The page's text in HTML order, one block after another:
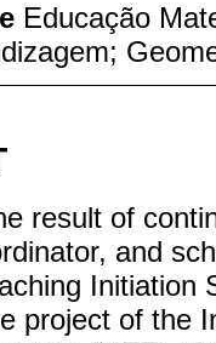
Educação
result of
and
project of the